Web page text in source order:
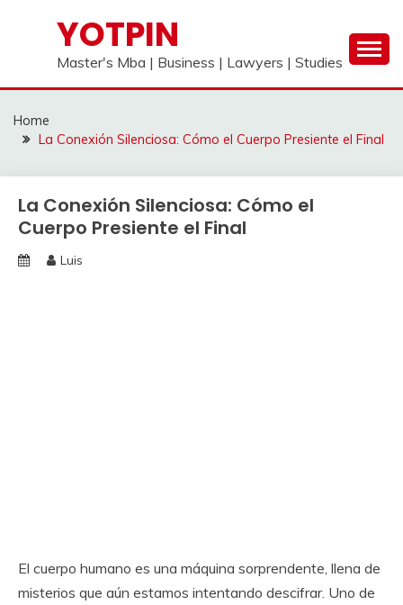
YOTPIN
Master's Mba | Business | Lawyers | Studies
Home
La Conexión Silenciosa: Cómo el Cuerpo Presiente el Final
La Conexión Silenciosa: Cómo el
Cuerpo Presiente el Final
Luis
El cuerpo humano es una máquina sorprendente, llena de
misterios que aún estamos intentando descifrar. Uno de